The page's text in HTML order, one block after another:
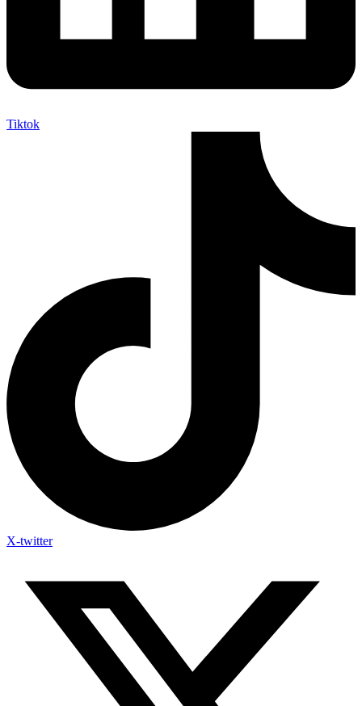
Tiktok
X-twitter